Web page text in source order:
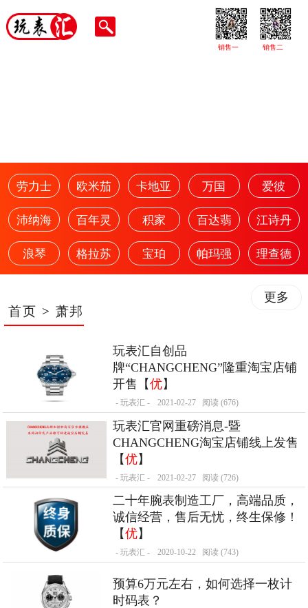
销售二
销售一
劳力士 欧米茄 卡地亚 万国 爱彼
沛纳海 百年灵 积家 百达翡 江诗丹
浪琴 格拉苏 宝珀 帕玛强 理查德
更多
首页 > 萧邦
玩表汇自创品
牌“CHANGCHENG”隆重淘宝店铺
开售【优】
- 玩表汇 - 2021-02-27 阅读 (676)
玩表汇官网重磅消息-暨
CHANGCHENG淘宝店铺线上发售
【优】
- 玩表汇 - 2021-02-27 阅读 (726)
二十年腕表制造工厂，高端品质，
诚信经营，售后无忧，终生保修！
【优】
- 玩表汇 - 2020-10-22 阅读 (743)
预算6万元左右，如何选择一枚计
时码表？